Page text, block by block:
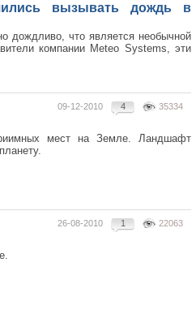
вызывать дождь в
дождливо, что является необычной
компании Meteo Systems, эти
35334
4
09-12-2010
мест на Земле. Ландшафт
22063
1
26-08-2010